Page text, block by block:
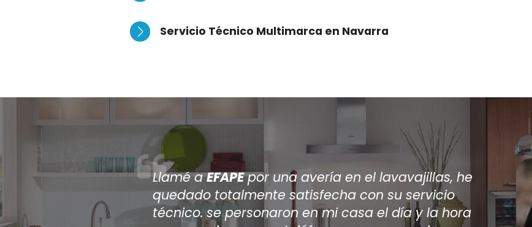
Servicio Técnico Multimarca en Navarra
Después de que varios técnicos viniesen a casa a
reparar mi aire acondicionado encontré por internet
aEFAPE, han sido los únicos en dar una solución a mi